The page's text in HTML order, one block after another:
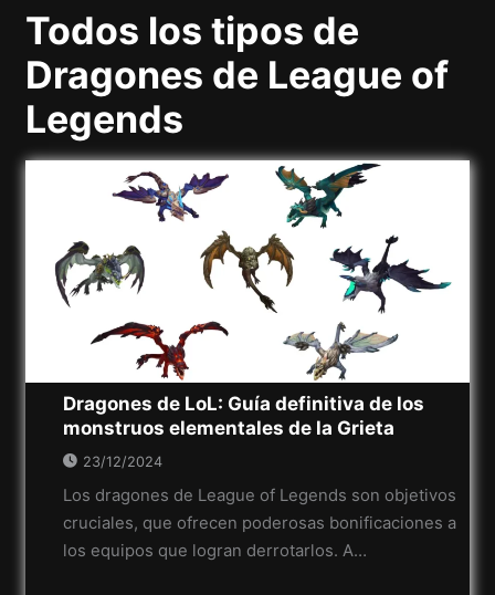
Todos los tipos de
Dragones de League of
Legends
Dragones de LoL: Guía definitiva de los
monstruos elementales de la Grieta
23/12/2024
Los dragones de League of Legends son objetivos
cruciales, que ofrecen poderosas bonificaciones a
los equipos que logran derrotarlos. A…